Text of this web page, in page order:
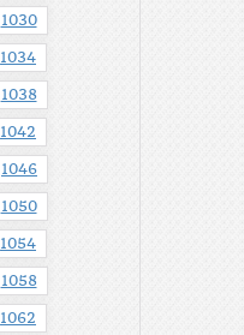
1030
1034
1038
1042
1046
1050
1054
1058
1062